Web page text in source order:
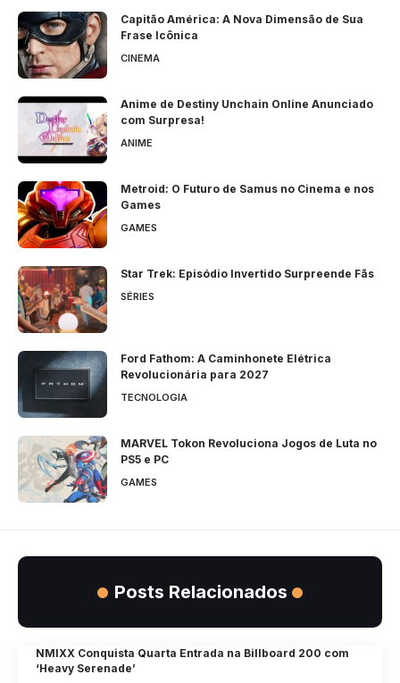
Capitão América: A Nova Dimensão de Sua
Frase Icônica
CINEMA
Anime de Destiny Unchain Online Anunciado
com Surpresa!
ANIME
Metroid: O Futuro de Samus no Cinema e nos
Games
GAMES
Star Trek: Episódio Invertido Surpreende Fãs
SÉRIES
Ford Fathom: A Caminhonete Elétrica
Revolucionária para 2027
TECNOLOGIA
MARVEL Tokon Revoluciona Jogos de Luta no
PS5 e PC
GAMES
Posts Relacionados
NMIXX Conquista Quarta Entrada na Billboard 200 com
‘Heavy Serenade’